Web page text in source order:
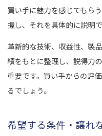
買い手に魅力を感じてもら
握し、それを具体的に説明
革新的な技術、収益性、製
績をもとに整理し、説得力
重要です。買い手からの評
るでしょう。
希望する条件・譲れ